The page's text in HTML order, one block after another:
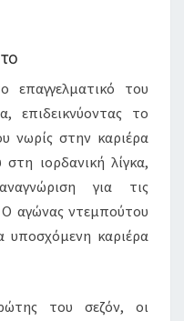
επαγγελματικό του
επιδεικνύοντας το
νωρίς στην καριέρα
ιορδανική λίγκα,
για τις
αγώνας ντεμπούτου
υποσχόμενη καριέρα
του σεζόν, οι